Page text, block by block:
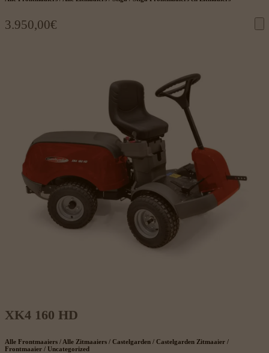
3.950,00€
XK4 160 HD
Alle Frontmaaiers / Alle Zitmaaiers / Castelgarden / Castelgarden Zitmaaier /
Frontmaaier / Uncategorized